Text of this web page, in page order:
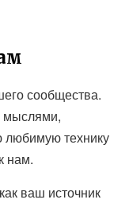
сообщества.
мыслями,
любимую технику
нам.
ваш источник